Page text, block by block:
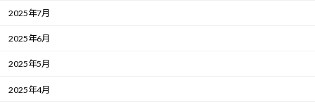
2025年7月
2025年6月
2025年5月
2025年4月